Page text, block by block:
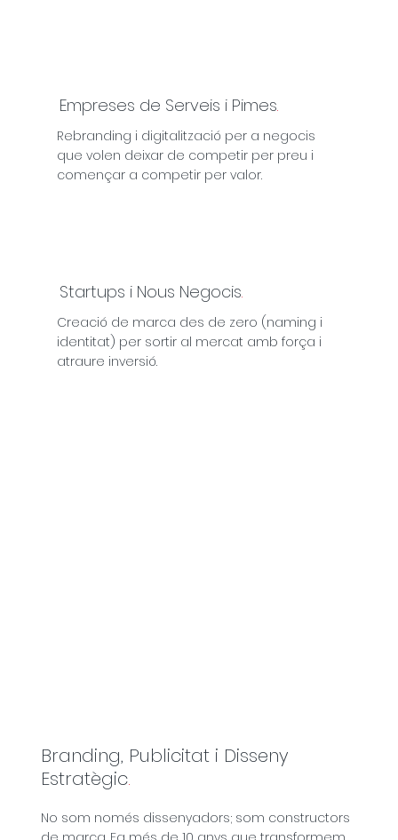
Empreses de Serveis i Pimes.
Rebranding i digitalització per a negocis
que volen deixar de competir per preu i
començar a competir per valor.
Startups i Nous Negocis.
Creació de marca des de zero (naming i
identitat) per sortir al mercat amb força i
atraure inversió.
Branding, Publicitat i Disseny
Estratègic.
No som només dissenyadors; som constructors